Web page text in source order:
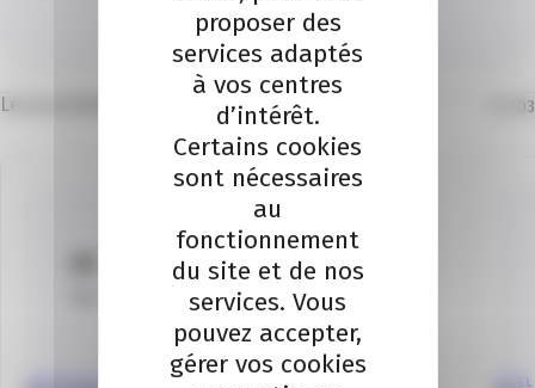
Je contacte
Les prochains évènements 03
CRÉATION D'ENTREPRISE
proposer des
services adaptés
à vos centres
d’intérêt.
Certains cookies
sont nécessaires
au
fonctionnement
du site et de nos
services. Vous
pouvez accepter,
gérer vos cookies